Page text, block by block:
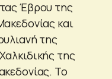
Έβρου της
και
της
της
Το